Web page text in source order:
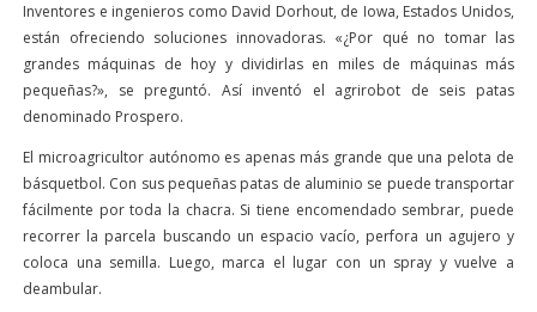
Inventores e ingenieros como David Dorhout, de Iowa, Estados Unidos,
están ofreciendo soluciones innovadoras. «¿Por qué no tomar las
grandes máquinas de hoy y dividirlas en miles de máquinas más
pequeñas?», se preguntó. Así inventó el agrirobot de seis patas
denominado Prospero.
El microagricultor autónomo es apenas más grande que una pelota de
básquetbol. Con sus pequeñas patas de aluminio se puede transportar
fácilmente por toda la chacra. Si tiene encomendado sembrar, puede
recorrer la parcela buscando un espacio vacío, perfora un agujero y
coloca una semilla. Luego, marca el lugar con un spray y vuelve a
deambular.